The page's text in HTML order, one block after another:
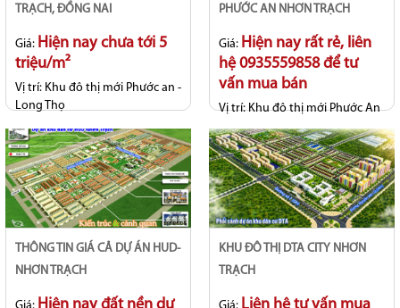
TRẠCH, ĐỒNG NAI
Giá: Hiện nay chưa tới 5
triệu/m²
Vị trí: Khu đô thị mới Phước an -
Long Thọ
Tiến độ:Hợp đồng
PHƯỚC AN NHƠN TRẠCH
Giá: Hiện nay rất rẻ, liên
hệ 0935559858 để tư
vấn mua bán
Vị trí:Khu đô thị mới Phước An
- Long thọ
Tiến độ:Hạ tầng hoàn thiện cơ
bản
THÔNG TIN GIÁ CẢ DỰ ÁN HUD-
NHƠN TRẠCH
KHU ĐÔ THỊ DTA CITY NHƠN
TRẠCH